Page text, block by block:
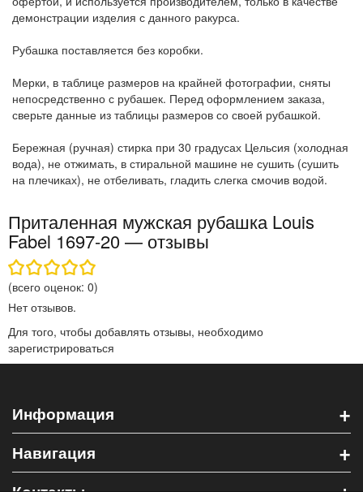
демонстрации изделия с данного ракурса.
Рубашка поставляется без коробки.
Мерки, в таблице размеров на крайней фотографии, сняты
непосредственно с рубашек. Перед оформлением заказа,
сверьте данные из таблицы размеров со своей рубашкой.
Бережная (ручная) стирка при 30 градусах Цельсия (холодная
вода), не отжимать, в стиральной машине не сушить (сушить
на плечиках), не отбеливать, гладить слегка смочив водой.
Приталенная мужская рубашка Louis
Fabel 1697-20 — отзывы
(всего оценок: 0)
Нет отзывов.
Для того, чтобы добавлять отзывы, необходимо
зарегистрироваться
Информация +
Навигация +